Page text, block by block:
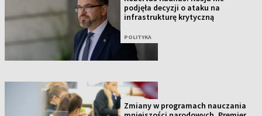
podjęła decyzji o ataku na
infrastrukturę krytyczną
POLITYKA
Zmiany w programach nauczania